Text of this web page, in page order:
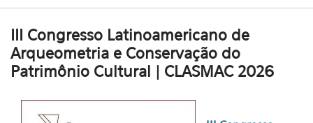
III Congresso Latinoamericano de
Arqueometria e Conservação do
Patrimônio Cultural | CLASMAC 2026